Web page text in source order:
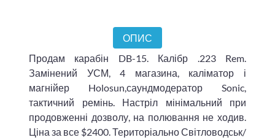
ОПИС
Продам карабін DB-15. Калібр .223 Rem.
Замінений УСМ, 4 магазина, каліматор і
магнійер Holosun,саундмодератор Sonic,
тактичний ремінь. Настріл мінімальний при
продовженні дозволу, на полювання не ходив.
Ціна за все $2400. Територіально Світловодськ/